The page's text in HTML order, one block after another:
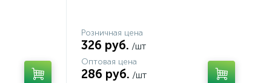
Розничная цена
326 руб. /шт
Оптовая цена
286 руб. /шт